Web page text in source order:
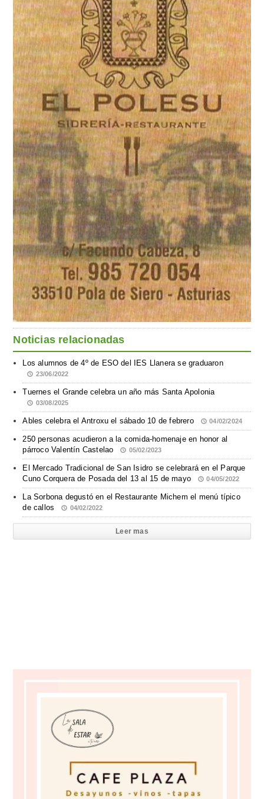
Noticias relacionadas
Los alumnos de 4º de ESO del IES Llanera se graduaron
23/06/2022
Tuernes el Grande celebra un año más Santa Apolonia
03/08/2025
Ables celebra el Antroxu el sábado 10 de febrero 04/02/2024
250 personas acudieron a la comida-homenaje en honor al
párroco Valentín Castelao
05/02/2023
El Mercado Tradicional de San Isidro se celebrará en el Parque
Cuno Corquera de Posada del 13 al 15 de mayo
04/05/2022
La Sorbona degustó en el Restaurante Michem el menú típico
de callos
04/02/2022
Leer mas